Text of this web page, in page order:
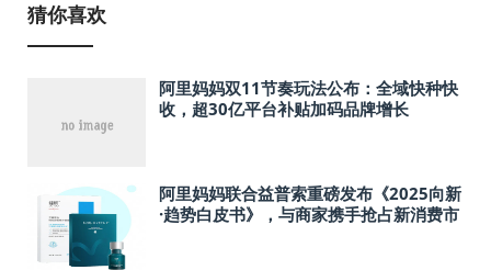
猜你喜欢
阿里妈妈双11节奏玩法公布：全域快种快
收，超30亿平台补贴加码品牌增长
阿里妈妈联合益普索重磅发布《2025向新
·趋势白皮书》，与商家携手抢占新消费市